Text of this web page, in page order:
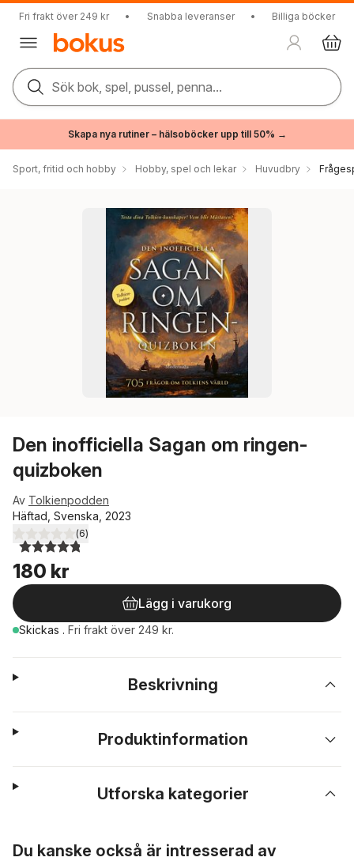
Fri frakt över 249 kr • Snabba leveranser • Billiga böcker
Sök bok, spel, pussel, penna...
Skapa nya rutiner – hälsoböcker upp till 50% →
Sport, fritid och hobby Hobby, spel och lekar Huvudbry
Den inofficiella Sagan om ringen-
quizboken
Av Tolkienpodden
Häftad, Svenska, 2023
4,8utav 5 stjärnor. Totalt antal röster:
(6)
180 kr
Lägg i varukorg
Skickas . Fri frakt över 249 kr.
Beskrivning
Produktinformation
Utforska kategorier
Du kanske också är intresserad av